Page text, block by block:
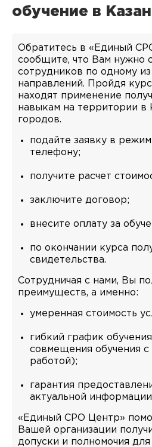
обучение в
Обратитесь в «Единый
сообщите, что Вам нужно
сотрудников по одному
направлений. Пройдя
находят применение
навыкам на территории в
городов.
подайте заявку в
телефону;
получите расчет
заключите договор;
внесите оплату за
по окончании курса
свидетельства.
Сотрудничая с нами, Вы
преимуществ, а именно:
умеренная стоимость
гибкий график
совмещения обучения
работой);
гарантия
актуальной
«Единый СРО Центр»
Вашей организации
допуски и полномочия